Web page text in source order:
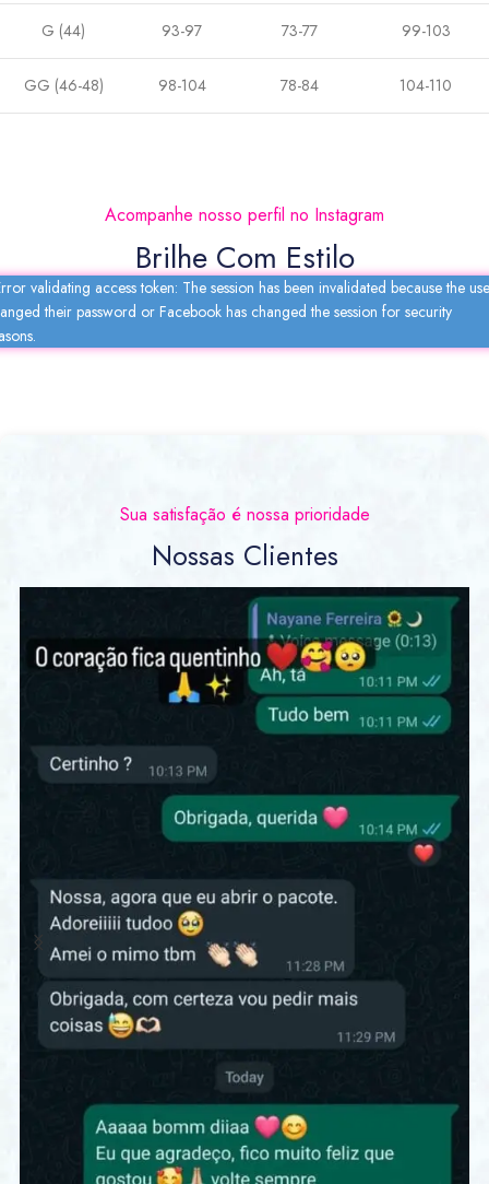
G (44) 93-97 73-77 99-103
GG (46-48) 98-104 78-84 104-110
Acompanhe nosso perfil no Instagram
Brilhe Com Estilo
validating access token: The session has been invalidated because the
their password or Facebook has changed the session for security
Sua satisfação é nossa prioridade
Nossas Clientes